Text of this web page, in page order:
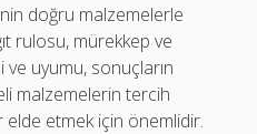
doğru malzemelerle
rulosu, mürekkep ve
uyumu, sonuçların
malzemelerin tercih
etmek için önemlidir.